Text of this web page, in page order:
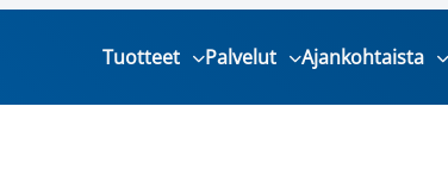
Tuotteet Palvelut Ajankohtaista